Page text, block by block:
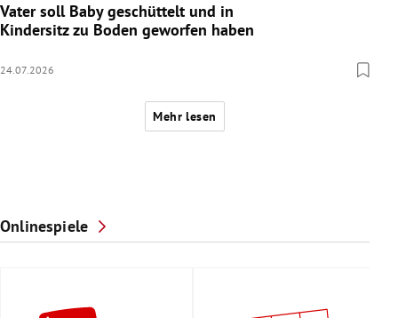
Vater soll Baby geschüttelt und in
Kindersitz zu Boden geworfen haben
24.07.2026
Mehr lesen
Onlinespiele